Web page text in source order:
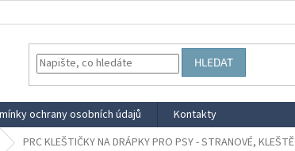
HLEDAT
ochrany osobních údajů
Kontakty
PRC KLEŠTIČKY NA DRÁPKY PRO PSY - STRANOVÉ, KLEŠTĚ